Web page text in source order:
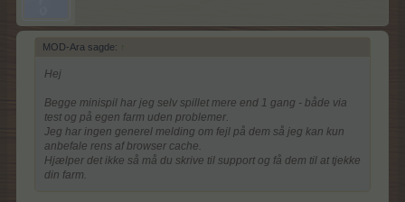
MOD-Ara sagde: ↑
Hej
Begge minispil har jeg selv spillet mere end 1 gang - både via
test og på egen farm uden problemer.
Jeg har ingen generel melding om fejl på dem så jeg kan kun
anbefale rens af browser cache.
Hjælper det ikke så må du skrive til support og få dem til at tjekke
din farm.